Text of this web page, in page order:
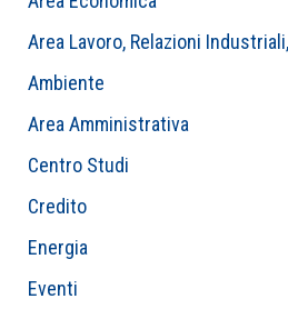
Area Lavoro, Relazioni
Ambiente
Area Amministrativa
Centro Studi
Credito
Energia
Eventi